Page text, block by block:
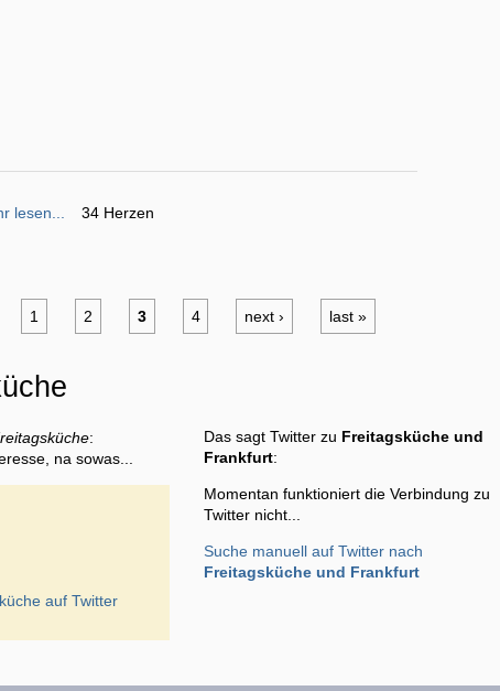
lesen... 34 Herzen
1 2 3 4 next › last »
:
na sowas...
auf Twitter
Das sagt Twitter zu Freitagsküche und
Frankfurt:
Momentan funktioniert die Verbindung zu
Twitter nicht...
Suche manuell auf Twitter nach
Freitagsküche und Frankfurt